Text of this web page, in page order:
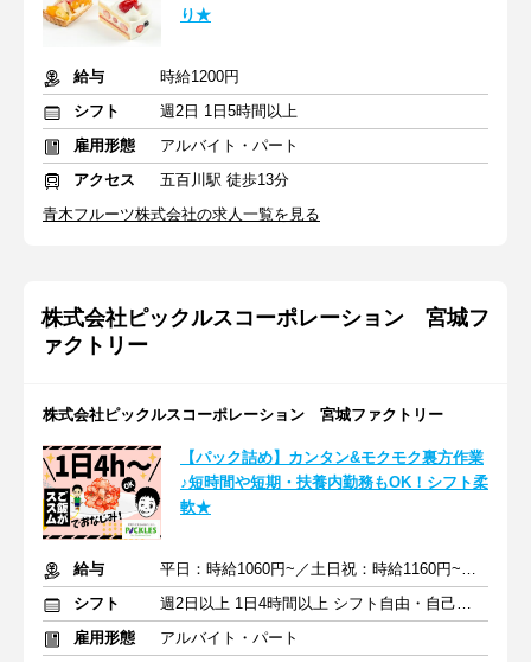
り★
給与
時給1200円
シフト
週2日 1日5時間以上
雇用形態
アルバイト・パート
アクセス
五百川駅 徒歩13分
青木フルーツ株式会社の求人一覧を見る
株式会社ピックルスコーポレーション 宮城フ
ァクトリー
株式会社ピックルスコーポレーション 宮城ファクトリー
【パック詰め】カンタン&モクモク裏方作業
♪短時間や短期・扶養内勤務もOK！シフト柔
軟★
給与
平日：時給1060円~／土日祝：時給1160円~＋交通費（＋夜間手当）
シフト
週2日以上 1日4時間以上 シフト自由・自己申告
雇用形態
アルバイト・パート